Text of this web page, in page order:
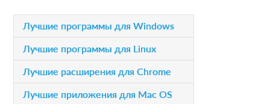
i
o
n
P
m
Лучшие программы для Windows
Лучшие программы для Linux
Лучшие расширения для Chrome
Лучшие приложения для Mac OS